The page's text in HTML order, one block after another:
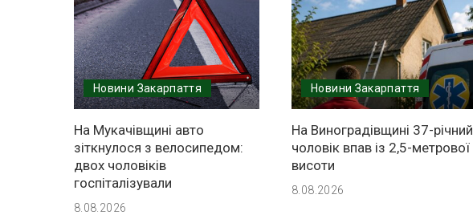
Новини Закарпаття
На Мукачівщині авто
зіткнулося з велосипедом:
двох чоловіків
госпіталізували
8.08.2026
Новини Закарпаття
На Виноградівщині 37-річний
чоловік впав із 2,5-метрової
висоти
8.08.2026